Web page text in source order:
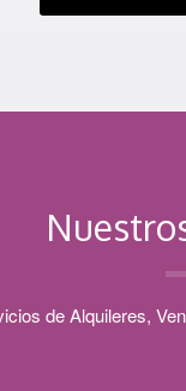
de Alquileres,